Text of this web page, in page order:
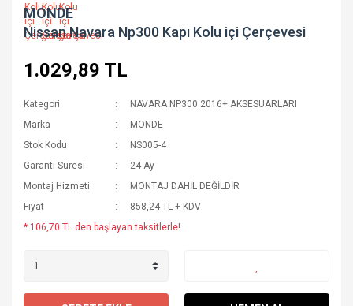
MONDE
Nissan Navara Np300 Kapı Kolu içi Çerçevesi
1.029,89 TL
Kategori
NAVARA NP300 2016+ AKSESUARLARI
Marka
MONDE
Stok Kodu
NS005-4
Garanti Süresi
24 Ay
Montaj Hizmeti
MONTAJ DAHİL DEĞİLDİR
Fiyat
858,24 TL + KDV
* 106,70 TL den başlayan taksitlerle!